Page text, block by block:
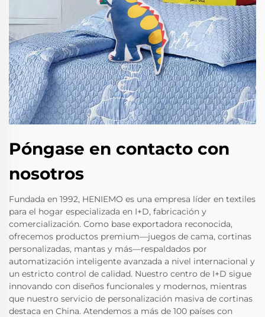
Póngase en contacto con
nosotros
Fundada en 1992, HENIEMO es una empresa líder en textiles
para el hogar especializada en I+D, fabricación y
comercialización. Como base exportadora reconocida,
ofrecemos productos premium—juegos de cama, cortinas
personalizadas, mantas y más—respaldados por
automatización inteligente avanzada a nivel internacional y
un estricto control de calidad. Nuestro centro de I+D sigue
innovando con diseños funcionales y modernos, mientras
que nuestro servicio de personalización masiva de cortinas
destaca en China. Atendemos a más de 100 países con